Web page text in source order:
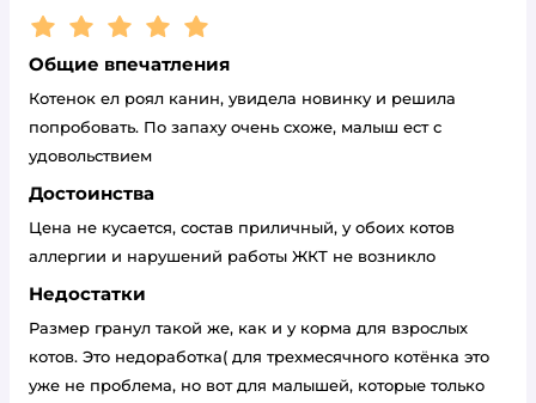
Рейтинг:5
Общие впечатления
Котенок ел роял канин, увидела новинку и решила
попробовать. По запаху очень схоже, малыш ест с
удовольствием
Достоинства
Цена не кусается, состав приличный, у обоих котов
аллергии и нарушений работы ЖКТ не возникло
Недостатки
Размер гранул такой же, как и у корма для взрослых
котов. Это недоработка( для трехмесячного котёнка это
уже не проблема, но вот для малышей, которые только